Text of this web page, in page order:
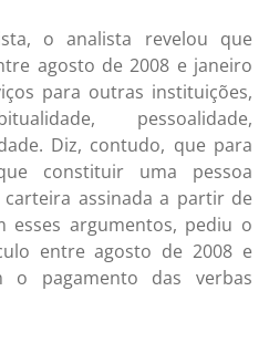
o analista revelou que
agosto de 2008 e janeiro
para outras instituições,
pessoalidade,
Diz, contudo, que para
constituir uma pessoa
assinada a partir de
esses argumentos, pediu o
entre agosto de 2008 e
o pagamento das verbas